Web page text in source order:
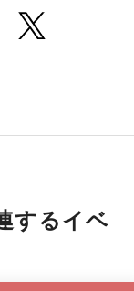
するイベ